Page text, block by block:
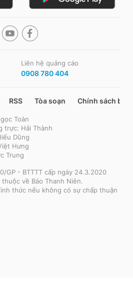
Liên hệ quảng cáo
0908 780 404
RSS Tòa soạn Chính sách bảo
Toàn
trực: Hải Thành
Dũng
Hưng
Trung
GP - BTTTT cấp ngày 24.3.2020
về Báo Thanh Niên.
thức nếu không có sự chấp thuận